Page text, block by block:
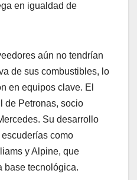
en igualdad de
aún no tendrían
de sus combustibles, lo
en equipos clave. El
de Petronas, socio
Su desarrollo
como
y Alpine, que
base tecnológica.